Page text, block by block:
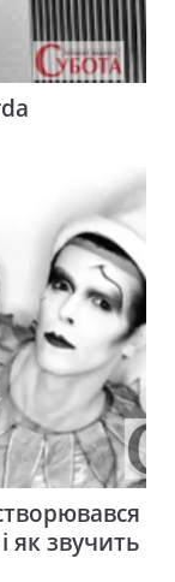
як звучить